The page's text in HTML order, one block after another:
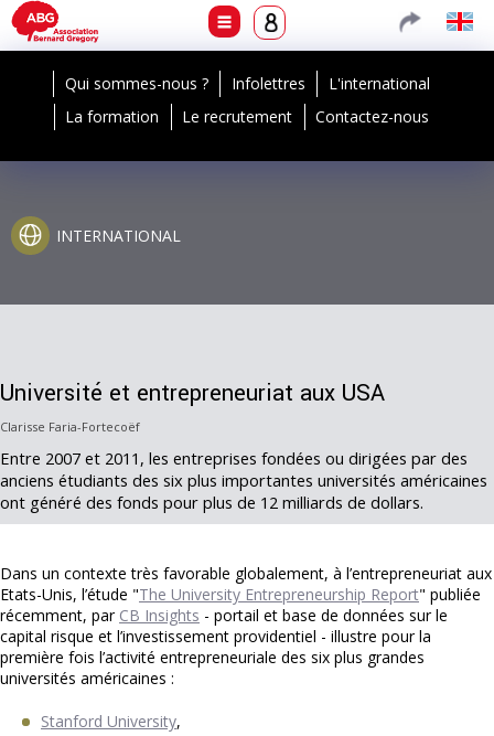
Qui sommes-nous ? Infolettres
L'international
La formation
Le recrutement Contactez-nous
INTERNATIONAL
Université et entrepreneuriat aux USA
Clarisse Faria-Fortecoëf
Entre 2007 et 2011, les entreprises fondées ou dirigées par des
anciens étudiants des six plus importantes universités américaines
ont généré des fonds pour plus de 12 milliards de dollars.
Dans un contexte très favorable globalement, à l’entrepreneuriat aux
Etats-Unis, l’étude "The University Entrepreneurship Report" publiée
récemment, par CB Insights - portail et base de données sur le
capital risque et l’investissement providentiel - illustre pour la
première fois l’activité entrepreneuriale des six plus grandes
universités américaines :
Stanford University,